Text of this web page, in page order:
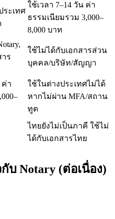
ระเทศ
ใช้เวลา 7–14 วัน ค่า
ธรรมเนียมรวม 3,000–
8,000 บาท
ร
ใช้ไม่ได้กับเอกสารส่วน
บุคคล/บริษัท/สัญญา
ค่า
ใช้ในต่างประเทศไม่ได้
หากไม่ผ่าน MFA/สถาน
ทูต
ไทยยังไม่เป็นภาคี ใช้ไม่
ได้กับเอกสารไทย
บ Notary (ต่อเนื่อง)